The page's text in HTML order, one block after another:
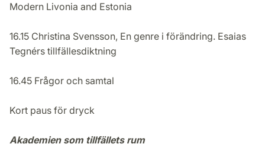
Modern Livonia and Estonia
16.15 Christina Svensson, En genre i förändring. Esaias
Tegnérs tillfällesdiktning
16.45 Frågor och samtal
Kort paus för dryck
Akademien som tillfällets rum